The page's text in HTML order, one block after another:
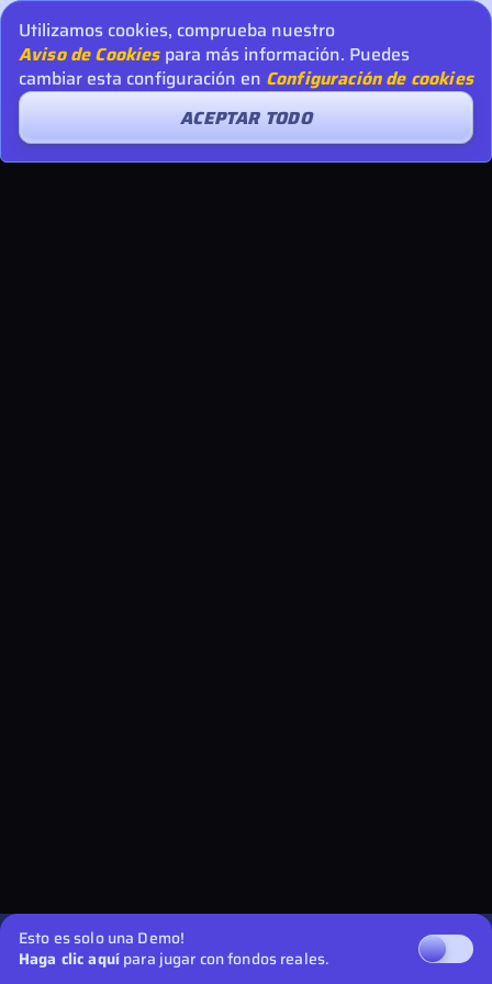
Esto es solo una Demo!
Haga clic aquípara jugar con fondos reales.
Utilizamos cookies, comprueba nuestro
Aviso de Cookiespara más información. Puedes
cambiar esta configuración en Configuración de cookies
ACEPTAR TODO